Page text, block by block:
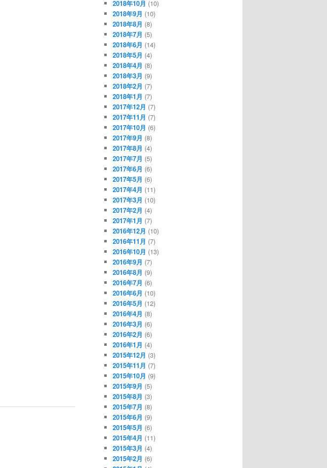
2018年10月 (10)
2018年9月 (10)
2018年8月 (8)
2018年7月 (5)
2018年6月 (14)
2018年5月 (4)
2018年4月 (8)
2018年3月 (9)
2018年2月 (7)
2018年1月 (7)
2017年12月 (7)
2017年11月 (7)
2017年10月 (6)
2017年9月 (8)
2017年8月 (4)
2017年7月 (5)
2017年6月 (6)
2017年5月 (6)
2017年4月 (11)
2017年3月 (10)
2017年2月 (4)
2017年1月 (7)
2016年12月 (10)
2016年11月 (7)
2016年10月 (13)
2016年9月 (7)
2016年8月 (9)
2016年7月 (6)
2016年6月 (10)
2016年5月 (12)
2016年4月 (8)
2016年3月 (6)
2016年2月 (6)
2016年1月 (4)
2015年12月 (3)
2015年11月 (7)
2015年10月 (9)
2015年9月 (5)
2015年8月 (3)
2015年7月 (8)
2015年6月 (9)
2015年5月 (6)
2015年4月 (11)
2015年3月 (4)
2015年2月 (6)